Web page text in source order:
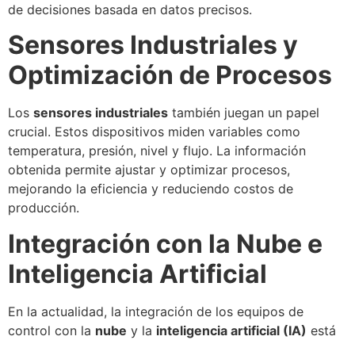
de decisiones basada en datos precisos.
Sensores Industriales y
Optimización de Procesos
Los sensores industriales también juegan un papel
crucial. Estos dispositivos miden variables como
temperatura, presión, nivel y flujo. La información
obtenida permite ajustar y optimizar procesos,
mejorando la eficiencia y reduciendo costos de
producción.
Integración con la Nube e
Inteligencia Artificial
En la actualidad, la integración de los equipos de
control con la nube y la inteligencia artificial (IA) está